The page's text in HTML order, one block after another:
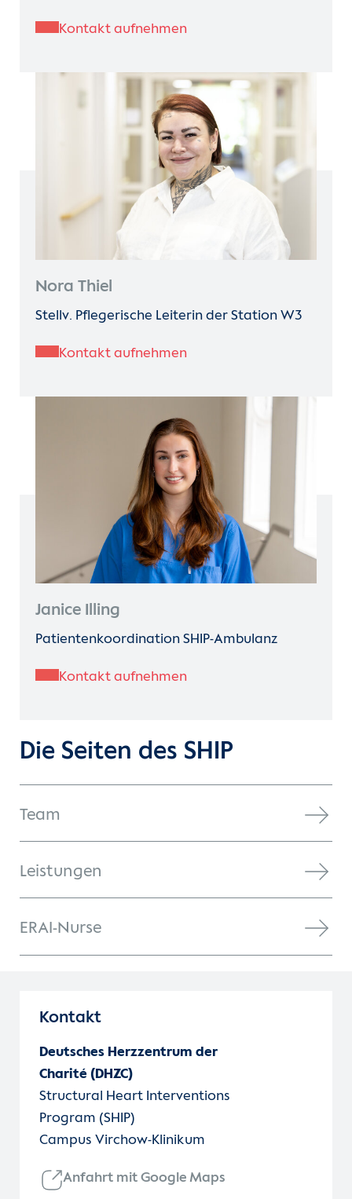
Kontakt aufnehmen
Nora Thiel
Stellv. Pflegerische Leiterin der Station W3
Kontakt aufnehmen
Janice Illing
Patientenkoordination SHIP-Ambulanz
Kontakt aufnehmen
Die Seiten des SHIP
Team
Leistungen
ERAI-Nurse
Kontakt
Deutsches Herzzentrum der
Charité (DHZC)
Structural Heart Interventions
Program (SHIP)
Campus Virchow-Klinikum
Anfahrt mit Google Maps